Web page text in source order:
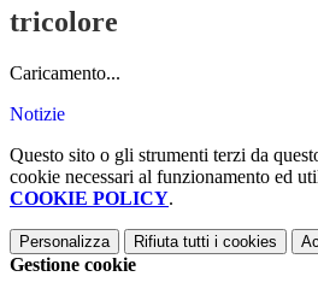
tricolore
Caricamento...
Notizie
Questo sito o gli strumenti terzi da
cookie necessari al funzionamento ed
COOKIE POLICY.
Personalizza Rifiuta tutti i cookies
Gestione cookie